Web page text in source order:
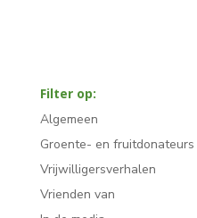
Filter op:
Algemeen
Groente- en fruitdonateurs
Vrijwilligersverhalen
Vrienden van